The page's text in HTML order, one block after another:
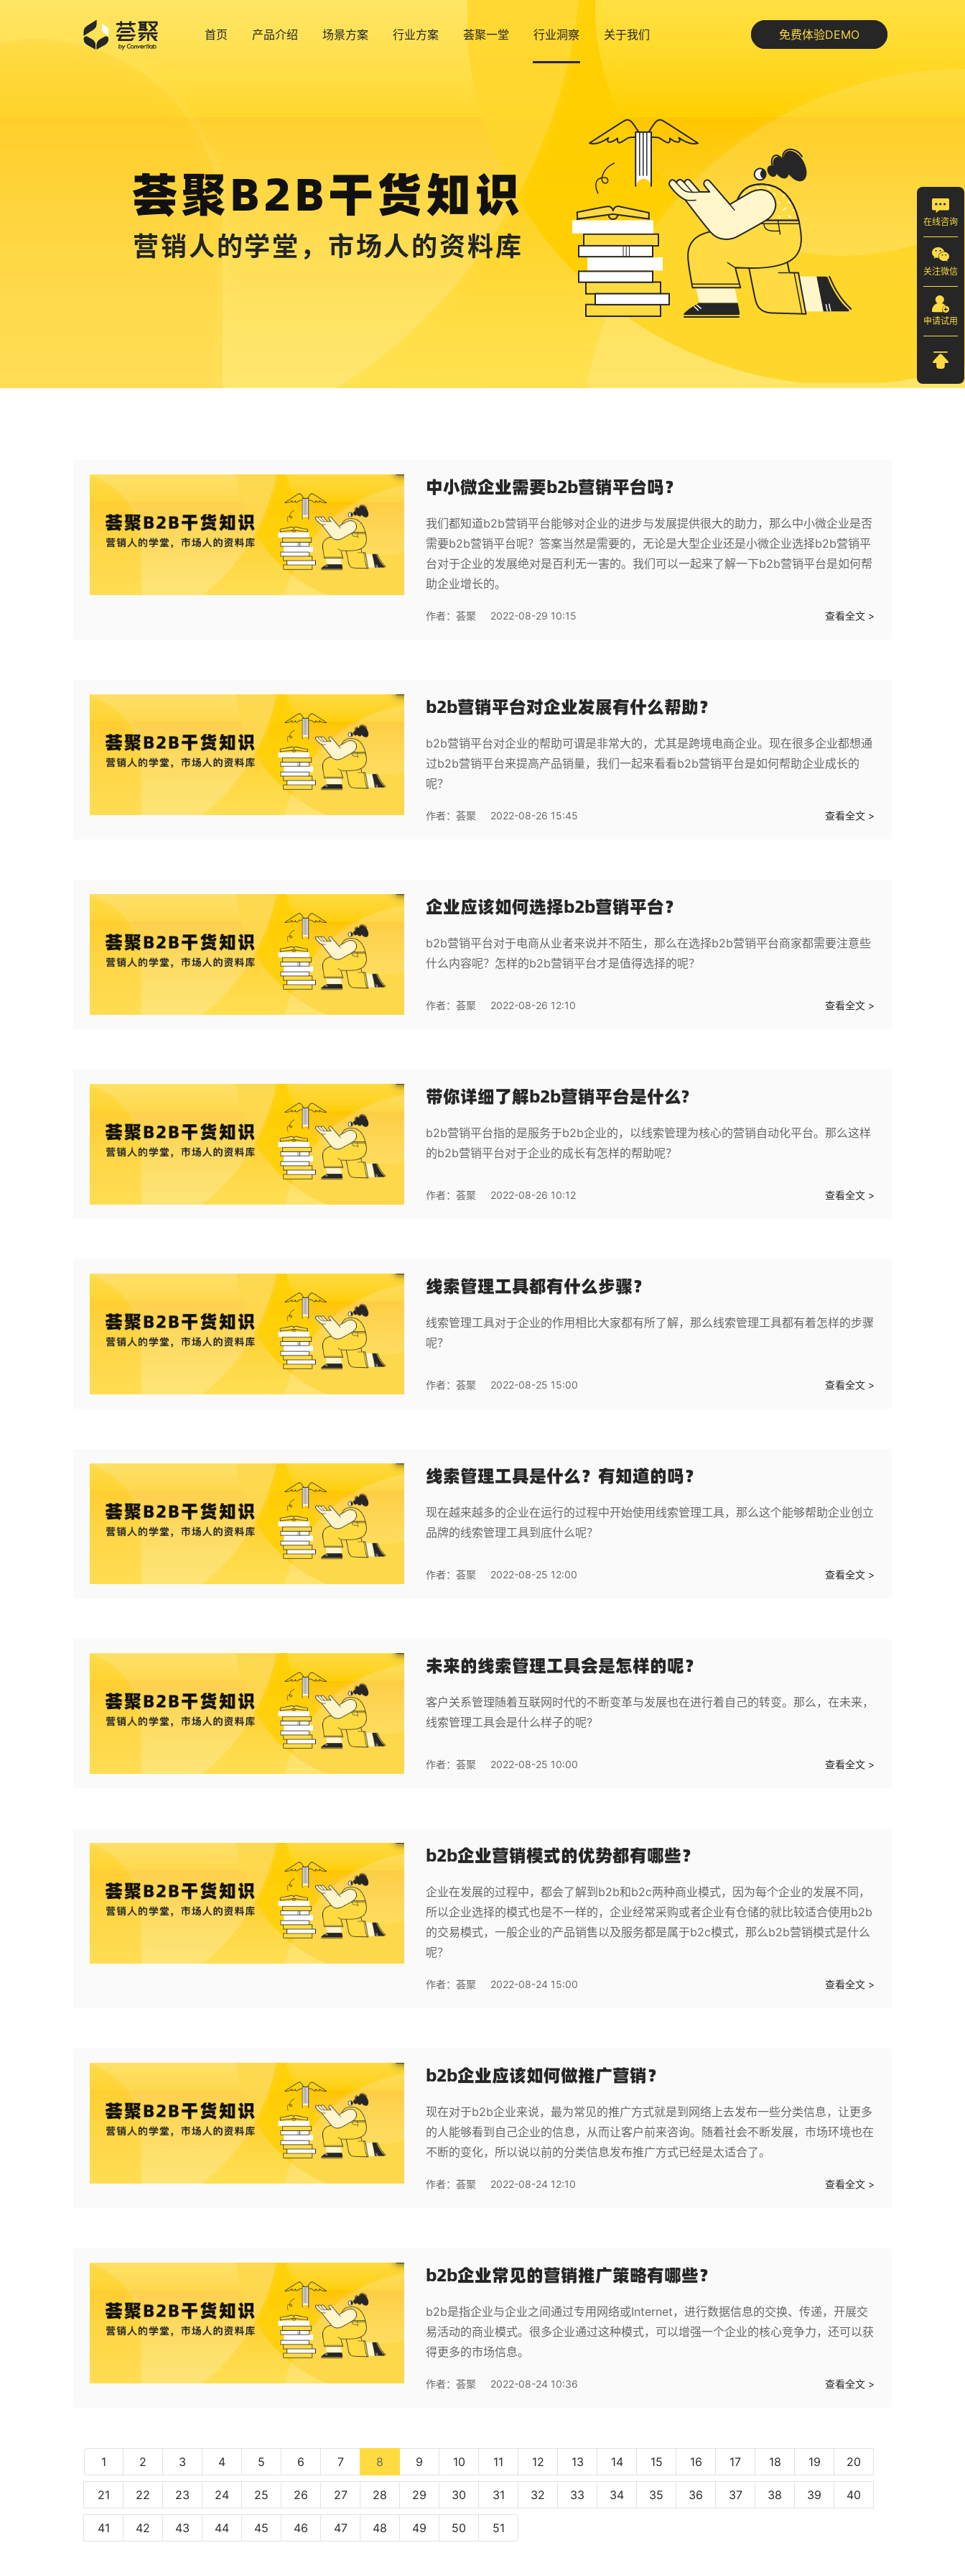
首页 产品介绍 场景方案 行业方案 荟聚一堂 行业洞察 关于我们 免费体验DEMO
荟聚B2B干货知识
营销人的学堂，市场人的资料库
中小微企业需要b2b营销平台吗？
我们都知道b2b营销平台能够对企业的进步与发展提供很大的助力，那么中小微企业是否
需要b2b营销平台呢？答案当然是需要的，无论是大型企业还是小微企业选择b2b营销平
台对于企业的发展绝对是百利无一害的。我们可以一起来了解一下b2b营销平台是如何帮
助企业增长的。
作者：荟聚 2022-08-29 10:15 查看全文 >
b2b营销平台对企业发展有什么帮助？
b2b营销平台对企业的帮助可谓是非常大的，尤其是跨境电商企业。现在很多企业都想通
过b2b营销平台来提高产品销量，我们一起来看看b2b营销平台是如何帮助企业成长的
呢？
作者：荟聚 2022-08-26 15:45 查看全文 >
企业应该如何选择b2b营销平台？
b2b营销平台对于电商从业者来说并不陌生，那么在选择b2b营销平台商家都需要注意些
什么内容呢？怎样的b2b营销平台才是值得选择的呢？
作者：荟聚 2022-08-26 12:10 查看全文 >
带你详细了解b2b营销平台是什么?
b2b营销平台指的是服务于b2b企业的，以线索管理为核心的营销自动化平台。那么这样
的b2b营销平台对于企业的成长有怎样的帮助呢？
作者：荟聚 2022-08-26 10:12 查看全文 >
线索管理工具都有什么步骤？
线索管理工具对于企业的作用相比大家都有所了解，那么线索管理工具都有着怎样的步骤
呢？
作者：荟聚 2022-08-25 15:00 查看全文 >
线索管理工具是什么？有知道的吗？
现在越来越多的企业在运行的过程中开始使用线索管理工具，那么这个能够帮助企业创立
品牌的线索管理工具到底什么呢？
作者：荟聚 2022-08-25 12:00 查看全文 >
未来的线索管理工具会是怎样的呢？
客户关系管理随着互联网时代的不断变革与发展也在进行着自己的转变。那么，在未来，
线索管理工具会是什么样子的呢?
作者：荟聚 2022-08-25 10:00 查看全文 >
b2b企业营销模式的优势都有哪些？
企业在发展的过程中，都会了解到b2b和b2c两种商业模式，因为每个企业的发展不同，
所以企业选择的模式也是不一样的，企业经常采购或者企业有仓储的就比较适合使用b2b
的交易模式，一般企业的产品销售以及服务都是属于b2c模式，那么b2b营销模式是什么
呢？
作者：荟聚 2022-08-24 15:00 查看全文 >
b2b企业应该如何做推广营销？
现在对于b2b企业来说，最为常见的推广方式就是到网络上去发布一些分类信息，让更多
的人能够看到自己企业的信息，从而让客户前来咨询。随着社会不断发展，市场环境也在
不断的变化，所以说以前的分类信息发布推广方式已经是太适合了。
作者：荟聚 2022-08-24 12:10 查看全文 >
b2b企业常见的营销推广策略有哪些？
b2b是指企业与企业之间通过专用网络或Internet，进行数据信息的交换、传递，开展交
易活动的商业模式。很多企业通过这种模式，可以增强一个企业的核心竞争力，还可以获
得更多的市场信息。
作者：荟聚 2022-08-24 10:36 查看全文 >
1 2 3 4 5 6 7 8 (current)
9 10 11 12 13 14 15 16 17 18 19 20
21 22 23 24 25 26 27 28 29 30 31 32 33 34 35 36 37 38 39 40
41 42 43 44 45 46 47 48 49 50 51
在线咨询
关注微信
申请试用